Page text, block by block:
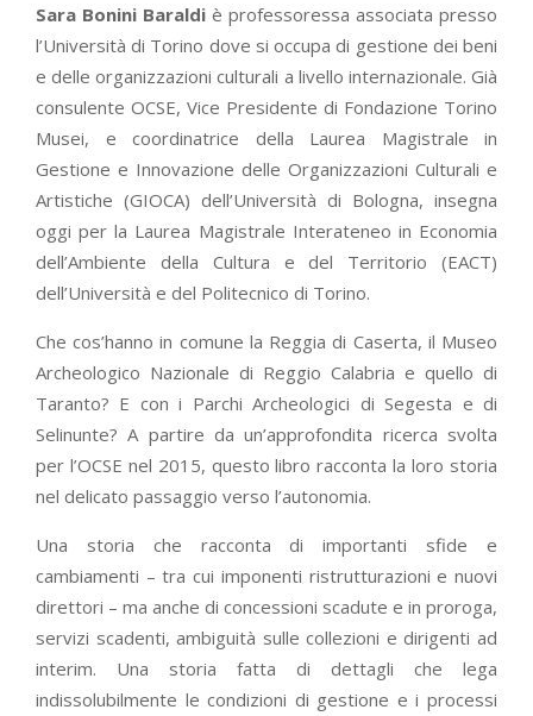
Sara Bonini Baraldi è professoressa associata presso
l’Università di Torino dove si occupa di gestione dei beni
e delle organizzazioni culturali a livello internazionale. Già
consulente OCSE, Vice Presidente di Fondazione Torino
Musei, e coordinatrice della Laurea Magistrale in
Gestione e Innovazione delle Organizzazioni Culturali e
Artistiche (GIOCA) dell’Università di Bologna, insegna
oggi per la Laurea Magistrale Interateneo in Economia
dell’Ambiente della Cultura e del Territorio (EACT)
dell’Università e del Politecnico di Torino.
Che cos’hanno in comune la Reggia di Caserta, il Museo
Archeologico Nazionale di Reggio Calabria e quello di
Taranto? E con i Parchi Archeologici di Segesta e di
Selinunte? A partire da un’approfondita ricerca svolta
per l’OCSE nel 2015, questo libro racconta la loro storia
nel delicato passaggio verso l’autonomia.
Una storia che racconta di importanti sfide e
cambiamenti – tra cui imponenti ristrutturazioni e nuovi
direttori – ma anche di concessioni scadute e in proroga,
servizi scadenti, ambiguità sulle collezioni e dirigenti ad
interim. Una storia fatta di dettagli che lega
indissolubilmente le condizioni di gestione e i processi